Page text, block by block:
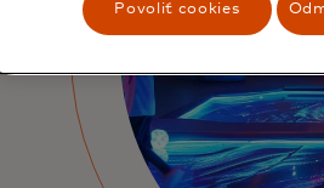
Povoliť cookies